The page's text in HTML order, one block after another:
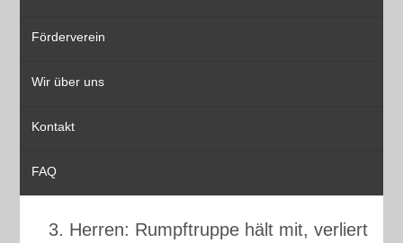
Förderverein
Wir über uns
Kontakt
FAQ
3. Herren: Rumpftruppe hält mit, verliert